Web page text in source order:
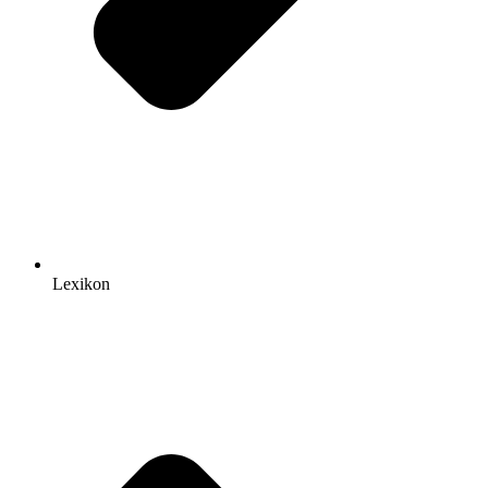
Lexikon